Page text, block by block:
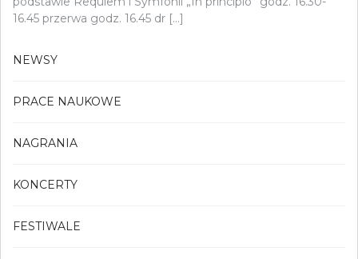
16.45 przerwa godz. 16.45 dr […]
NEWSY
PRACE NAUKOWE
NAGRANIA
KONCERTY
FESTIWALE